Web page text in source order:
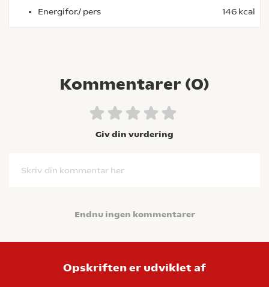
Energifor./ pers
146 kcal
Kommentarer (0)
Giv din vurdering
Skriv din kommentar her
Endnu ingen kommentarer
Opskriften er udviklet af